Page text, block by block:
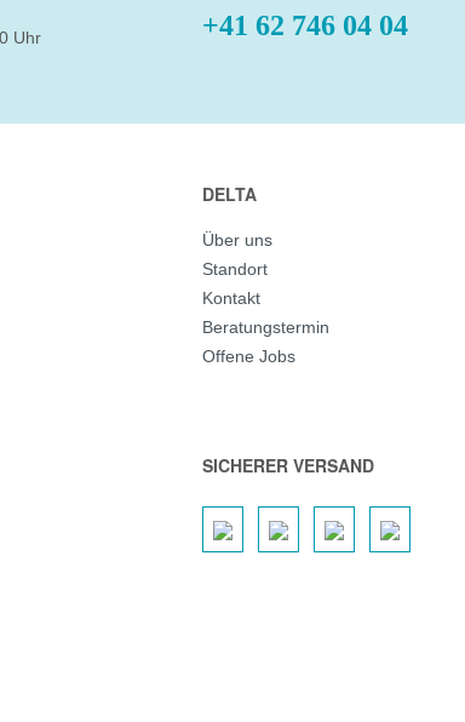
Uhr
+41 62 746 04 04
DELTA
Über uns
Standort
Kontakt
Beratungstermin
Offene Jobs
SICHERER VERSAND